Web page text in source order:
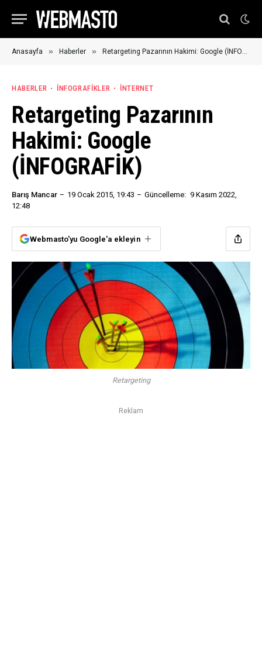
Anasayfa » Haberler » Retargeting Pazarının Hakimi: Google (İNFOGRAFİK)
HABERLER İNFOGRAFIKLER İNTERNET
Retargeting Pazarının
Hakimi: Google
(İNFOGRAFİK)
Barış Mancar 19 Ocak 2015, 19:43 Güncelleme: 9 Kasım 2022,
12:48
Webmasto'yu Google'a ekleyin
Retargeting
Reklam